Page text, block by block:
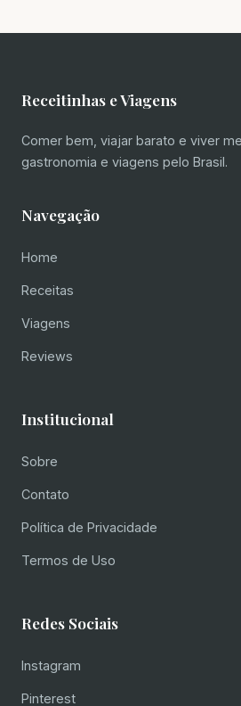
Receitinhas e Viagens
Comer bem, viajar barato e viver
gastronomia e viagens pelo Brasil.
Navegação
Home
Receitas
Viagens
Reviews
Institucional
Sobre
Contato
Política de Privacidade
Termos de Uso
Redes Sociais
Instagram
Pinterest